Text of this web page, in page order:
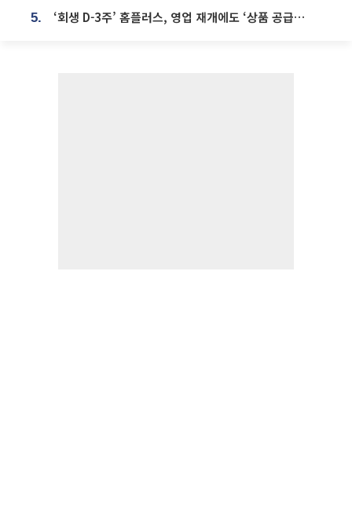
5. ‘회생 D-3주’ 홈플러스, 영업 재개에도 ‘상품 공급망’ 복구가 생존 관건